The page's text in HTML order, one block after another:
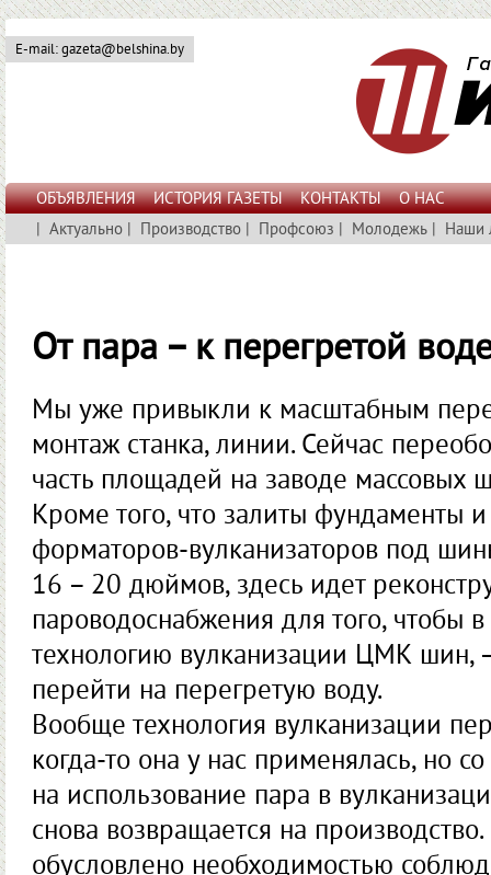
E-mail: gazeta@belshina.by
ОБЪЯВЛЕНИЯ ИСТОРИЯ ГАЗЕТЫ КОНТАКТЫ
О НАС
| Актуально | Производство | Профсоюз | Молодежь | Наши
От пара – к перегретой
Мы уже привыкли к масштабным
монтаж станка, линии. Сейчас
часть площадей на заводе массовых
Кроме того, что залиты фундаменты
форматоров-вулканизаторов под
16 – 20 дюймов, здесь идет
пароводоснабжения для того, чтобы
технологию вулканизации ЦМК шин, –
перей­ти на перегретую воду.
Вообще технология вулканизации
когда-то она у нас применялась, но
на использование пара в
снова возвращается на
обусловлено необходимостью